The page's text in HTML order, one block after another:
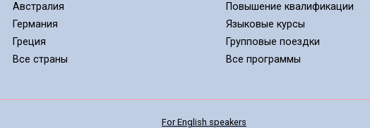
Австралия
Германия
Греция
Все страны
Повышение квалификации
Языковые курсы
Групповые поездки
Все программы
For English speakers